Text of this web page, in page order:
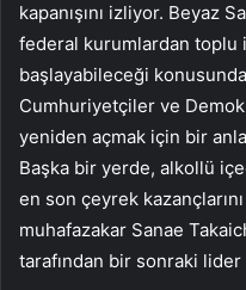
kapanışını izliyor. Beyaz
federal kurumlardan toplu
başlayabileceği
Cumhuriyetçiler ve
yeniden açmak için bir
Başka bir yerde, alkollü
en son çeyrek
muhafazakar Sanae
tarafından bir sonraki